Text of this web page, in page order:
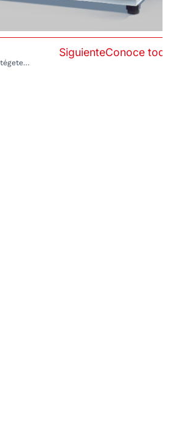
Campaña «Protégete de lo que no ves»
SiguienteConoce todas